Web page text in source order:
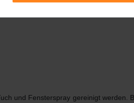
und Fensterspray gereinigt werden.